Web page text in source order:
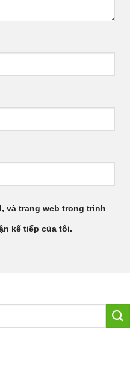
và trang web trong trình
kế tiếp của tôi.